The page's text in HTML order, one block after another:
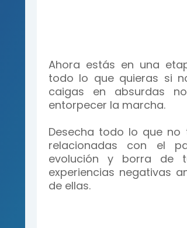
Ahora estás en una
todo lo que quieras si
caigas en absurdas
entorpecer la marcha.
Desecha todo lo que
relacionadas con el
evolución y borra de
experiencias negativas
de ellas.